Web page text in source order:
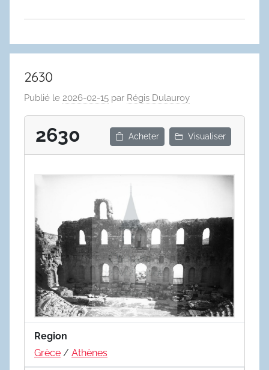
2630
Publié le 2026-02-15 par Régis Dulauroy
2630 Acheter Visualiser
Region
Grèce / Athènes